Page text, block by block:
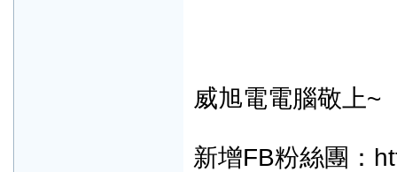
威旭電電腦敬上~
新增FB粉絲團：